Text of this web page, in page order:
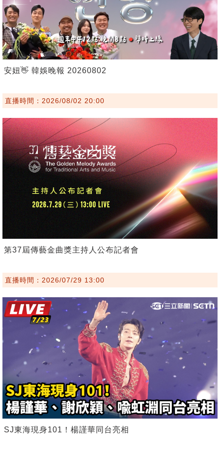
安妞👋 韓娛晚報 20260802
直播時間：2026/08/02 20:00
第37屆傳藝金曲獎主持人公布記者會
直播時間：2026/07/29 13:00
SJ東海現身101！楊謹華同台亮相